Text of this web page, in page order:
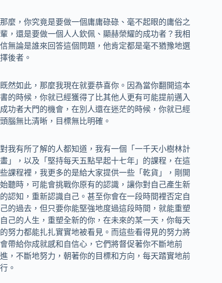
那麼，你究竟是要做一個庸庸碌碌、毫不起眼的庸俗之
輩，還是要做一個人人欽佩、顯赫榮耀的成功者？我相
信無論是誰來回答這個問題，他肯定都是毫不猶豫地選
擇後者。
既然如此，那麼我現在就要恭喜你。因為當你翻開這本
書的時候，你就已經獲得了比其他人更有可能提前邁入
成功者大門的機會，在別人還在迷茫的時候，你就已經
頭腦無比清晰，目標無比明確。
對我有所了解的人都知道，我有一個「一千天小樹林計
畫」，以及「堅持每天五點早起十七年」的課程，在這
些課程裡，我更多的是給大家提供一些「乾貨」，剛開
始聽時，可能會挑戰你原有的認識，讓你對自己產生新
的認知，重新認識自己。甚至你會在一段時間裡否定自
己的過去，但只要你能堅強地度過這段時間，就能重塑
自己的人生，重塑全新的你，在未來的某一天，你每天
的努力都能扎扎實實地被看見。而這些看得見的努力將
會帶給你成就感和自信心，它們將督促著你不斷地前
進，不斷地努力，朝著你的目標和方向，每天踏實地前
行。